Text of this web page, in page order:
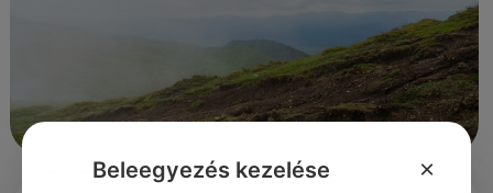
Beleegyezés kezelése ×